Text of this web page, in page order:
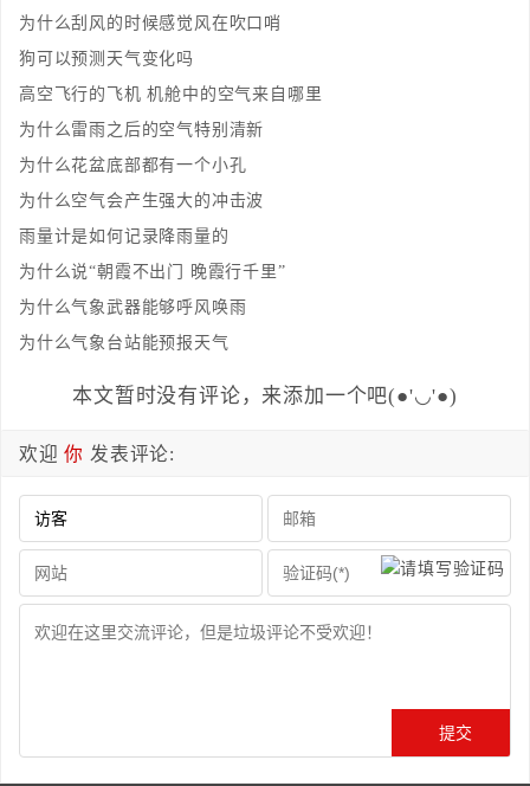
为什么刮风的时候感觉风在吹口哨
狗可以预测天气变化吗
高空飞行的飞机 机舱中的空气来自哪里
为什么雷雨之后的空气特别清新
为什么花盆底部都有一个小孔
为什么空气会产生强大的冲击波
雨量计是如何记录降雨量的
为什么说“朝霞不出门 晚霞行千里”
为什么气象武器能够呼风唤雨
为什么气象台站能预报天气
本文暂时没有评论，来添加一个吧(●'◡'●)
欢迎你 发表评论: